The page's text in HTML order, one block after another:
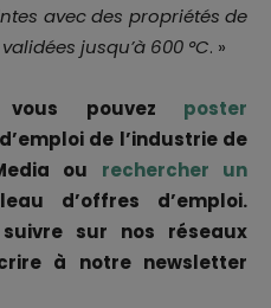
avec des propriétés de
jusqu’à 600 °C. »
vous pouvez poster
de l’industrie de
ou rechercher un
d’offres d’emploi.
sur nos réseaux
à notre newsletter